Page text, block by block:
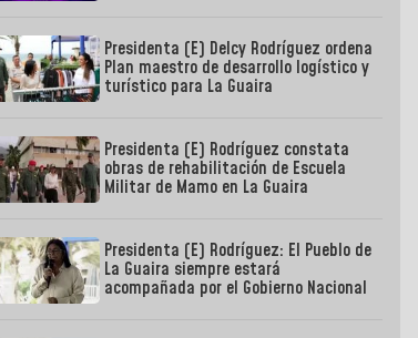
Presidenta (E) Delcy Rodríguez ordena
Plan maestro de desarrollo logístico y
turístico para La Guaira
Presidenta (E) Rodríguez constata
obras de rehabilitación de Escuela
Militar de Mamo en La Guaira
Presidenta (E) Rodríguez: El Pueblo de
La Guaira siempre estará
acompañada por el Gobierno Nacional